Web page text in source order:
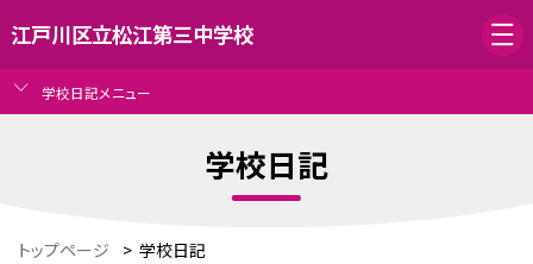
江戸川区立松江第三中学校
学校日記メニュー
学校日記
トップページ > 学校日記